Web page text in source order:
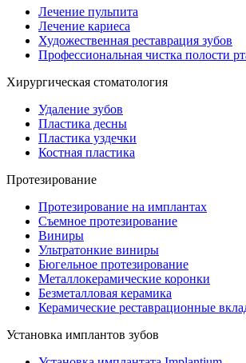
Лечение пульпита
Лечение кариеса
Художественная реставрация зубов
Профессиональная чистка полости
Хирургическая стоматология
Удаление зубов
Пластика десны
Пластика уздечки
Костная пластика
Протезирование
Протезирование на имплантах
Съемное протезирование
Виниры
Ультратонкие виниры
Бюгельное протезирование
Металлокерамические коронки
Безметалловая керамика
Керамические реставрационные
Установка имплантов зубов